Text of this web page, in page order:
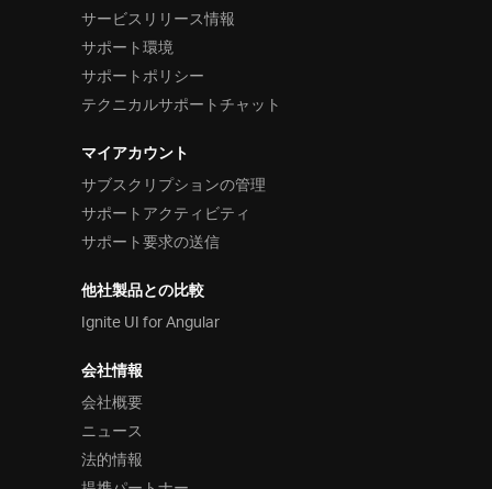
サービスリリース情報
サポート環境
サポートポリシー
テクニカルサポートチャット
マイアカウント
サブスクリプションの管理
サポートアクティビティ
サポート要求の送信
他社製品との比較
Ignite UI for Angular
会社情報
会社概要
ニュース
法的情報